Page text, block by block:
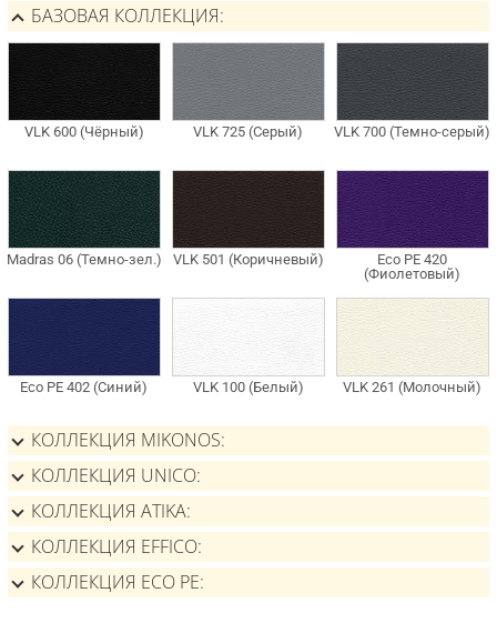
БАЗОВАЯ КОЛЛЕКЦИЯ
КОЛЛЕКЦИЯ MIKONOS
КОЛЛЕКЦИЯ UNICO
КОЛЛЕКЦИЯ ATIKA
КОЛЛЕКЦИЯ EFFICO
КОЛЛЕКЦИЯ ECO PE